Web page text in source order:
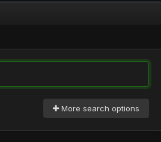
More search options